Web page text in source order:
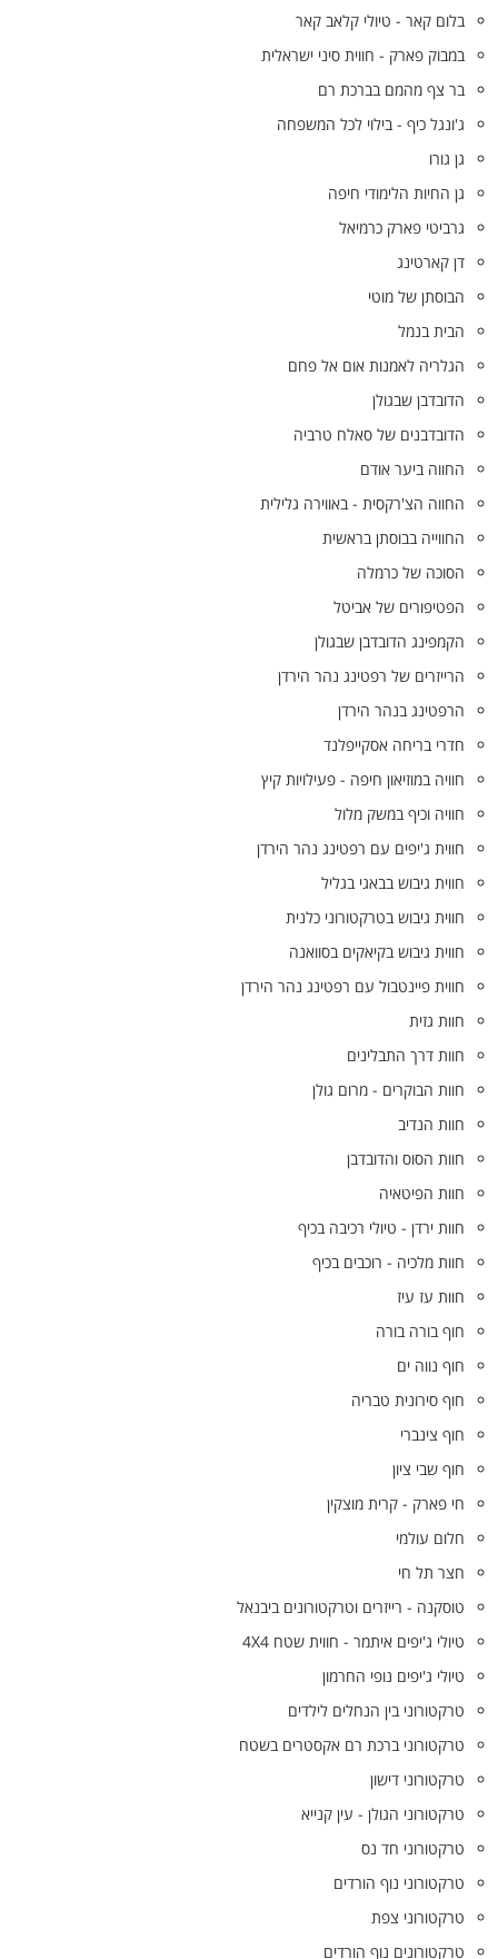
בלום קאר - טיולי קלאב קאר
במבוק פארק - חווית סיני ישראלית
בר צף מהמם בברכת רם
ג'ונגל כיף - בילוי לכל המשפחה
גן גורו
גן החיות הלימודי חיפה
גרביטי פארק כרמיאל
דן קארטינג
הבוסתן של מוטי
הבית בנמל
הגלריה לאמנות אום אל פחם
הדובדבן שבגולן
הדובדבנים של סאלח טרביה
החווה ביער אודם
החווה הצ'רקסית - באווירה גלילית
החווייה בבוסתן בראשית
הסוכה של כרמלה
הפטיפורים של אביטל
הקמפינג הדובדבן שבגולן
הרייזרים של רפטינג נהר הירדן
הרפטינג בנהר הירדן
חדרי בריחה אסקייפלנד
חוויה במוזיאון חיפה - פעילויות קיץ
חוויה וכיף במשק מלול
חווית ג'יפים עם רפטינג נהר הירדן
חווית גיבוש בבאגי בגליל
חווית גיבוש בטרקטורוני כלנית
חווית גיבוש בקיאקים בסוואנה
חווית פיינטבול עם רפטינג נהר הירדן
חוות גזית
חוות דרך התבלינים
חוות הבוקרים - מרום גולן
חוות הנדיב
חוות הסוס והדובדבן
חוות הפיטאיה
חוות ירדן - טיולי רכיבה בכיף
חוות מלכיה - רוכבים בכיף
חוות עז עיז
חוף בורה בורה
חוף נווה ים
חוף סירונית טבריה
חוף צינברי
חוף שבי ציון
חי פארק - קרית מוצקין
חלום עולמי
חצר תל חי
טוסקנה - רייזרים וטרקטורונים ביבנאל
טיולי ג'יפים איתמר - חווית שטח 4X4
טיולי ג'יפים נופי החרמון
טרקטורוני בין הנחלים לילדים
טרקטורוני ברכת רם אקסטרים בשטח
טרקטורוני דישון
טרקטורוני הגולן - עין קנייא
טרקטורוני חד נס
טרקטורוני נוף הורדים
טרקטורוני צפת
טרקטורונים נוף הורדים